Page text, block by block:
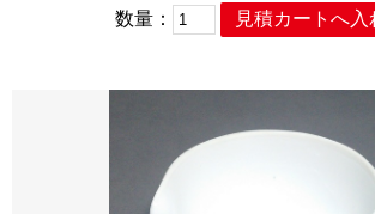
数量：